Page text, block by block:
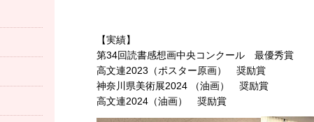
【実績】
第34回読書感想画中央コンクール 最優秀賞
高文連2023（ポスター原画） 奨励賞
神奈川県美術展2024 （油画） 奨励賞
高文連2024（油画） 奨励賞